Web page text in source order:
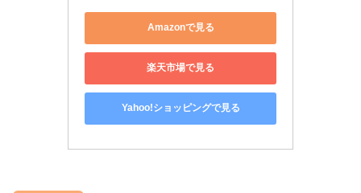
Amazonで見る
楽天市場で見る
Yahoo!ショッピングで見る